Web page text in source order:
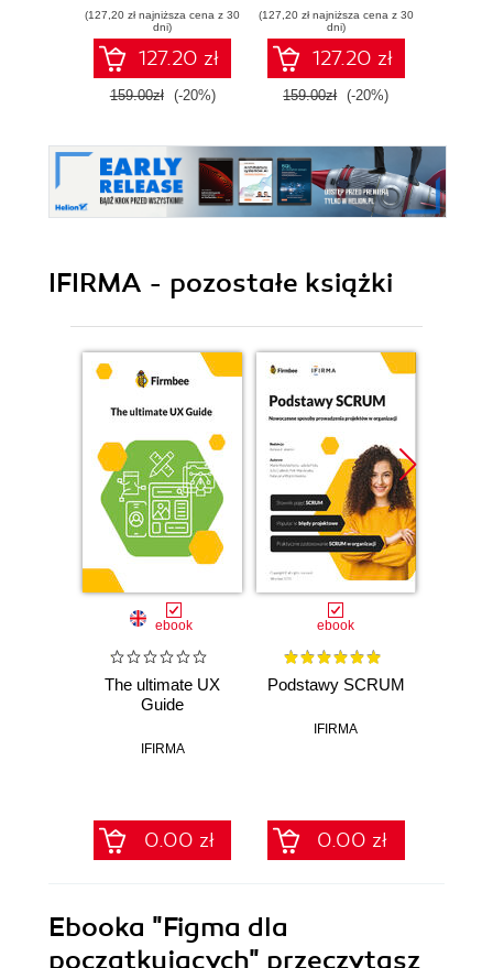
samodzielnie lub z
kimś!
(127,20 zł najniższa cena z 30
dni)
127.20 zł
159.00zł (-20%)
(127,20 zł najniższa cena z 30
dni)
127.20 zł
159.00zł (-20%)
IFIRMA - pozostałe książki
ebook
The ultimate UX
Guide
IFIRMA
0.00 zł
ebook
Podstawy SCRUM
IFIRMA
0.00 zł
Ebooka "Figma dla
początkujących" przeczytasz